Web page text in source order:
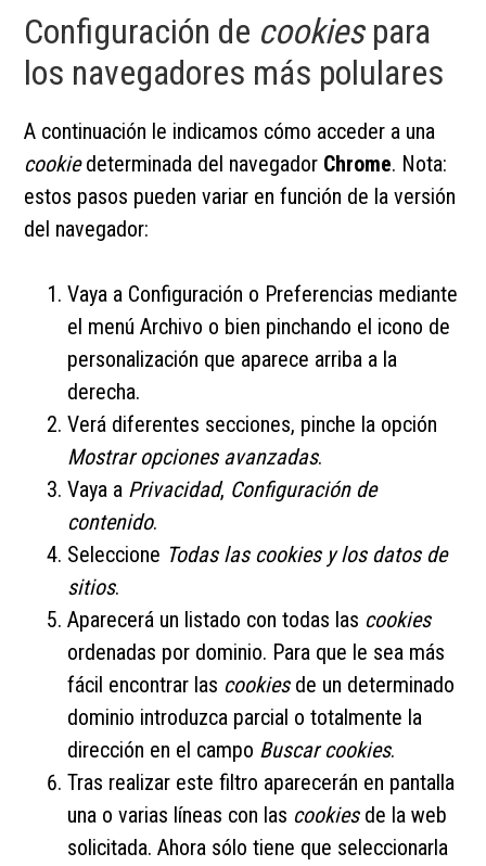
Configuración de cookiespara
los navegadores más polulares
A continuación le indicamos cómo acceder a una
cookiedeterminada del navegador Chrome. Nota:
estos pasos pueden variar en función de la versión
del navegador:
Vaya a Configuración o Preferencias mediante
el menú Archivo o bien pinchando el icono de
personalización que aparece arriba a la
derecha.
Verá diferentes secciones, pinche la opción
Mostrar opciones avanzadas.
Vaya a Privacidad, Configuración de
contenido.
Seleccione Todas las cookiesy los datos de
sitios.
Aparecerá un listado con todas las cookies
ordenadas por dominio. Para que le sea más
fácil encontrar las cookiesde un determinado
dominio introduzca parcial o totalmente la
dirección en el campo Buscar cookies.
Tras realizar este filtro aparecerán en pantalla
una o varias líneas con las cookiesde la web
solicitada. Ahora sólo tiene que seleccionarla